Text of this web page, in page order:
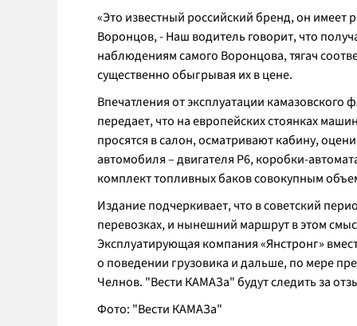
«Это известный российский бренд, он имеет
Воронцов, - Наш водитель говорит, что
наблюдениям самого Воронцова, тягач
существенно обыгрывая их в цене.
Впечатления от эксплуатации камазовского
передает, что на европейских стоянках
просятся в салон, осматривают кабину,
автомобиля – двигателя Р6, коробки-
комплект топливных баков совокупным
Издание подчеркивает, что в советский
перевозках, и нынешний маршрут в этом
Эксплуатирующая компания «Янстронг»
о поведении грузовика и дальше, по мере
Челнов. "Вести КАМАЗа" будут следить за
Фото: "Вести КАМАЗа"